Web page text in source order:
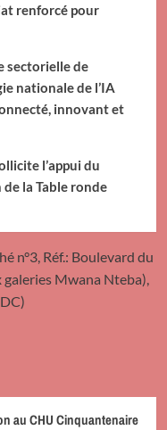
renforcé pour
sectorielle de
nationale de l’IA
innovant et
l’appui du
la Table ronde
n°3, Réf.: Boulevard du
Mwana Nteba),
au CHU Cinquantenaire